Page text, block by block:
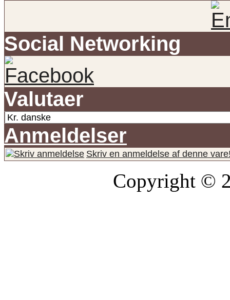
Social Networking
Valutaer
Anmeldelser
Skriv en anmeldelse af denne
Copyright ©